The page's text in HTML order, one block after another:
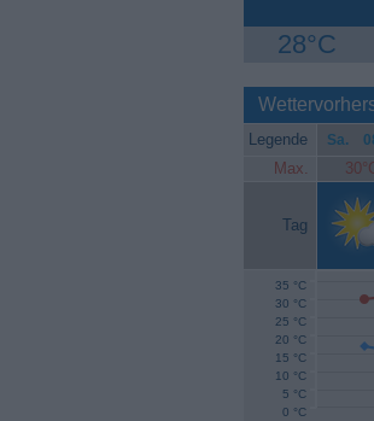
28°C
Legende Sa.
Max.
Tag
0 °C
5 °C
10 °C
15 °C
20 °C
25 °C
30 °C
35 °C